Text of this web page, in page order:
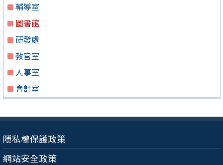
輔導室
圖書館
研發處
教官室
人事室
會計室
隱私權保護政策
網站安全政策